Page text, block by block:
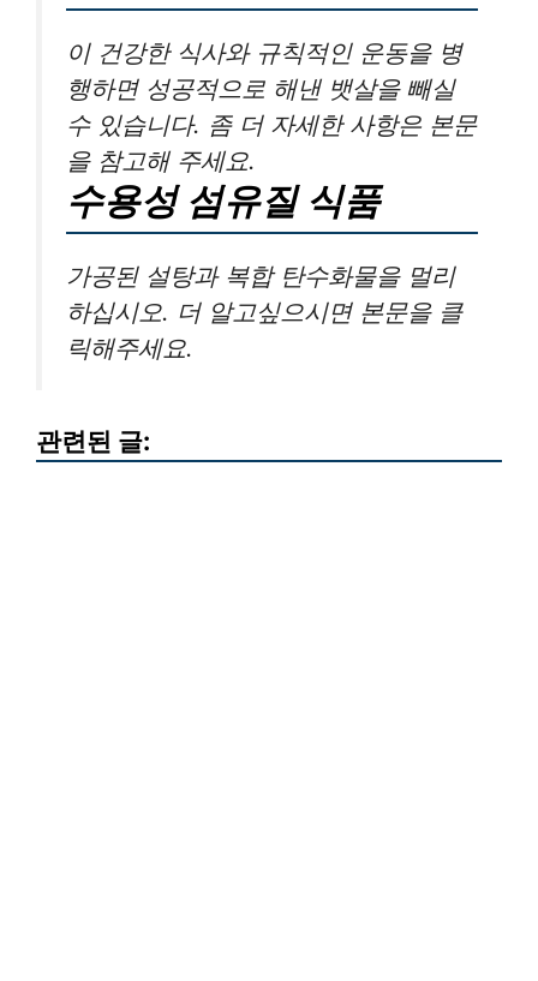
이 건강한 식사와 규칙적인 운동을 병
행하면 성공적으로 해낸 뱃살을 빼실
수 있습니다. 좀 더 자세한 사항은 본문
을 참고해 주세요.
수용성 섬유질 식품
가공된 설탕과 복합 탄수화물을 멀리
하십시오. 더 알고싶으시면 본문을 클
릭해주세요.
관련된 글: